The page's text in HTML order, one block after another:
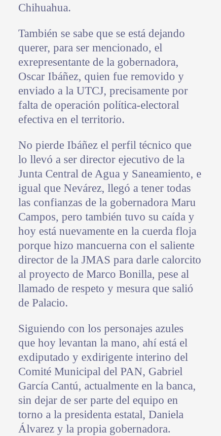
Chihuahua.
También se sabe que se está dejando
querer, para ser mencionado, el
exrepresentante de la gobernadora,
Oscar Ibáñez, quien fue removido y
enviado a la UTCJ, precisamente por
falta de operación política-electoral
efectiva en el territorio.
No pierde Ibáñez el perfil técnico que
lo llevó a ser director ejecutivo de la
Junta Central de Agua y Saneamiento, e
igual que Nevárez, llegó a tener todas
las confianzas de la gobernadora Maru
Campos, pero también tuvo su caída y
hoy está nuevamente en la cuerda floja
porque hizo mancuerna con el saliente
director de la JMAS para darle calorcito
al proyecto de Marco Bonilla, pese al
llamado de respeto y mesura que salió
de Palacio.
Siguiendo con los personajes azules
que hoy levantan la mano, ahí está el
exdiputado y exdirigente interino del
Comité Municipal del PAN, Gabriel
García Cantú, actualmente en la banca,
sin dejar de ser parte del equipo en
torno a la presidenta estatal, Daniela
Álvarez y la propia gobernadora.